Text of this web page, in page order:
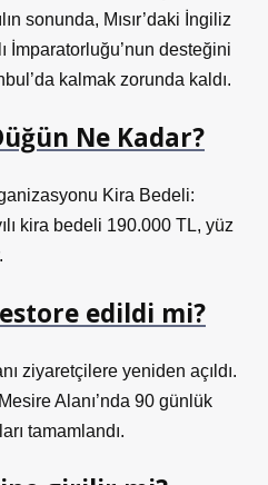
sonunda, Mısır’daki İngiliz
İmparatorluğu’nun desteğini
kalmak zorunda kaldı.
Ne Kadar?
Kira Bedeli:
kira bedeli 190.000 TL, yüz
edildi mi?
ziyaretçilere yeniden açıldı.
Alanı’nda 90 günlük
tamamlandı.